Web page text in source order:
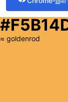
≈ goldenrod